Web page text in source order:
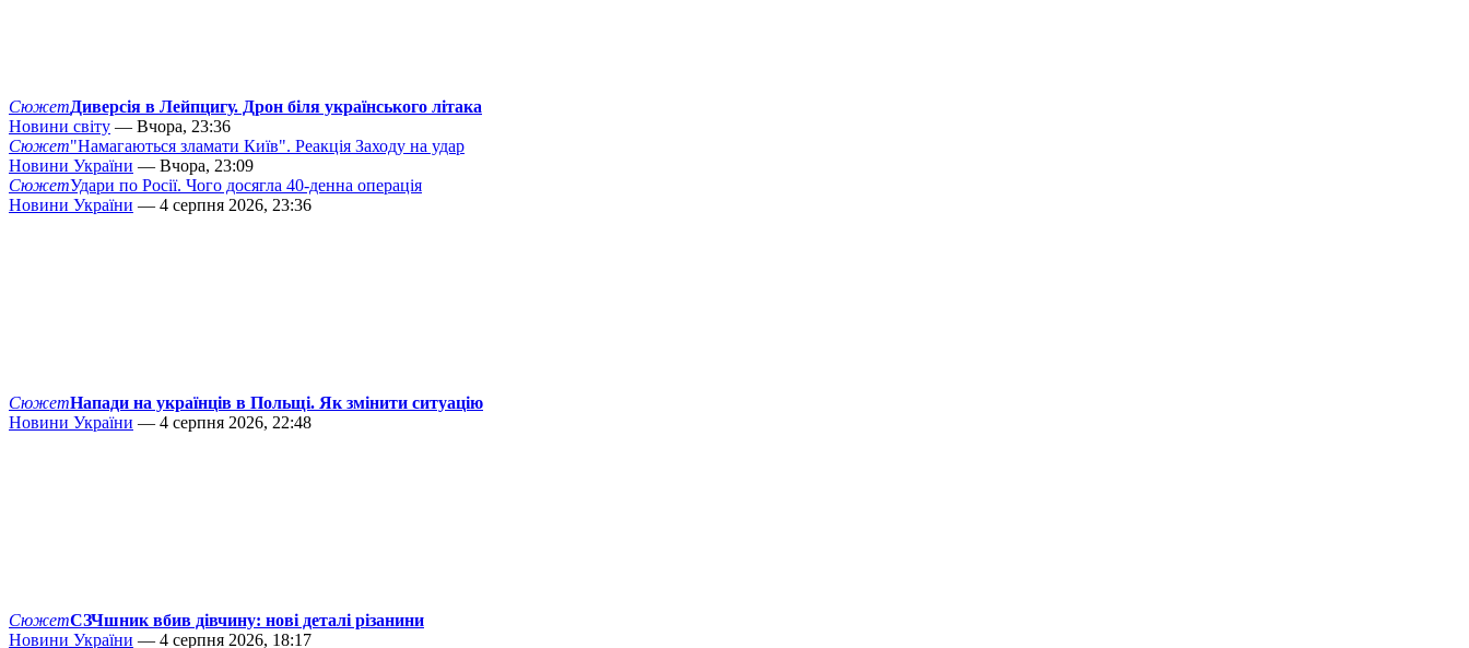
СюжетДиверсія в Лейпцигу. Дрон біля українського літака
Новини світу — Вчора, 23:36
Сюжет"Намагаються зламати Київ". Реакція Заходу на удар
Новини України — Вчора, 23:09
СюжетУдари по Росії. Чого досягла 40-денна операція
Новини України — 4 серпня 2026, 23:36
СюжетНапади на українців в Польщі. Як змінити ситуацію
Новини України — 4 серпня 2026, 22:48
СюжетСЗЧшник вбив дівчину: нові деталі різанини
Новини України — 4 серпня 2026, 18:17